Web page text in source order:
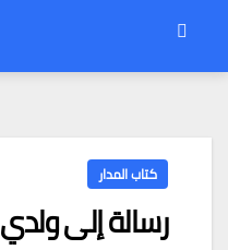
كتاب المدار
رسالة إلى ولدي